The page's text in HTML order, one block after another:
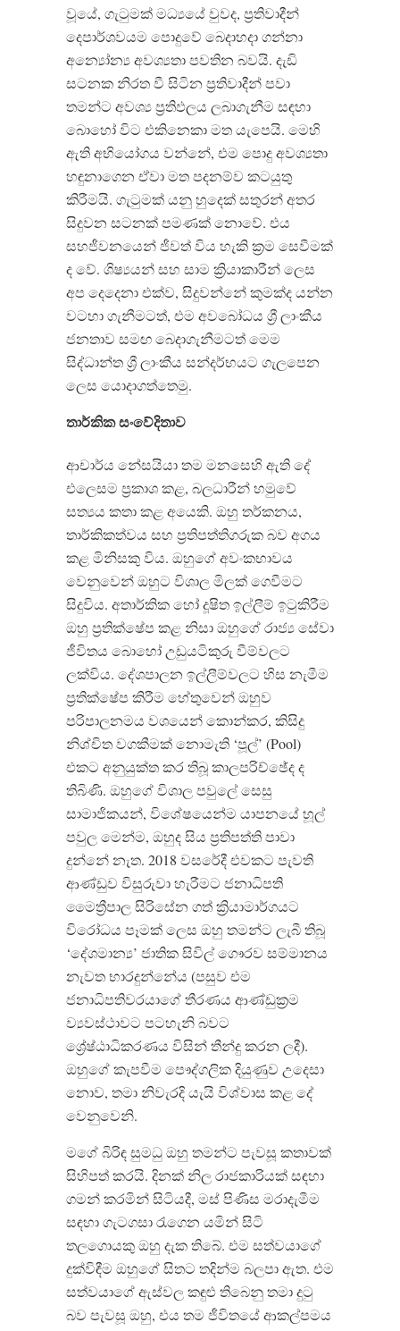
වූයේ, ගැටුමක් මධ්‍යයේ වුවද, ප්‍රතිවාදීන්
දෙපාර්ශවයම පොදුවේ බෙදාහදා ගන්නා
අන්‍යෝන්‍ය අවශ්‍යතා පවතින බවයි. දැඩි
සටනක නිරත වී සිටින ප්‍රතිවාදීන් පවා
තමන්ට අවශ්‍ය ප්‍රතිඵලය ලබාගැනීම සඳහා
බොහෝ විට එකිනෙකා මත යැපෙයි. මෙහි
ඇති අභියෝගය වන්නේ, එම පොදු අවශ්‍යතා
හඳුනාගෙන ඒවා මත පදනම්ව කටයුතු
කිරීමයි. ගැටුමක් යනු හුදෙක් සතුරන් අතර
සිදුවන සටනක් පමණක් නොවේ. එය
සහජීවනයෙන් ජීවත් විය හැකි ක්‍රම සෙවීමක්
ද වේ. ශිෂ්‍යයන් සහ සාම ක්‍රියාකාරීන් ලෙස
අප දෙදෙනා එක්ව, සිදුවන්නේ කුමක්ද යන්න
වටහා ගැනීමටත්, එම අවබෝධය ශ්‍රී ලාංකීය
ජනතාව සමඟ බෙදාගැනීමටත් මෙම
සිද්ධාන්ත ශ්‍රී ලාංකීය සන්දර්භයට ගැලපෙන
ලෙස යොදාගත්තෙමු.
තාර්කික සංවේදිතාව
ආචාර්ය නේසයියා තම මනසෙහි ඇති දේ
එලෙසම ප්‍රකාශ කළ, බලධාරීන් හමුවේ
සත්‍යය කතා කළ අයෙකි. ඔහු තර්කනය,
තාර්කිකත්වය සහ ප්‍රතිපත්තිගරුක බව අගය
කළ මිනිසකු විය. ඔහුගේ අවංකභාවය
වෙනුවෙන් ඔහුට විශාල මිලක් ගෙවීමට
සිදුවිය. අතාර්කික හෝ දූෂිත ඉල්ලීම් ඉටුකිරීම
ඔහු ප්‍රතික්ෂේප කළ නිසා ඔහුගේ රාජ්‍ය සේවා
ජීවිතය බොහෝ උඩුයටිකුරු වීම්වලට
ලක්විය. දේශපාලන ඉල්ලීම්වලට හිස නැමීම
ප්‍රතික්ෂේප කිරීම හේතුවෙන් ඔහුව
පරිපාලනමය වශයෙන් කොන්කර, කිසිදු
නිශ්චිත වගකීමක් නොමැති ‘පූල්’ (Pool)
එකට අනුයුක්ත කර තිබූ කාලපරිච්ඡේද ද
තිබිණි. ඔහුගේ විශාල පවුලේ සෙසු
සාමාජිකයන්, විශේෂයෙන්ම යාපනයේ හූල්
පවුල මෙන්ම, ඔහුද සිය ප්‍රතිපත්ති පාවා
දුන්නේ නැත. 2018 වසරේදී එවකට පැවති
ආණ්ඩුව විසුරුවා හැරීමට ජනාධිපති
මෛත්‍රීපාල සිරිසේන ගත් ක්‍රියාමාර්ගයට
විරෝධය පෑමක් ලෙස ඔහු තමන්ට ලැබී තිබූ
‘දේශමාන්‍ය’ ජාතික සිවිල් ගෞරව සම්මානය
නැවත භාරදුන්නේය (පසුව එම
ජනාධිපතිවරයාගේ තීරණය ආණ්ඩුක්‍රම
ව්‍යවස්ථාවට පටහැනි බවට
ශ්‍රේෂ්ඨාධිකරණය විසින් තීන්දු කරන ලදී).
ඔහුගේ කැපවීම පෞද්ගලික දියුණුව උදෙසා
නොව, තමා නිවැරදි යැයි විශ්වාස කළ දේ
වෙනුවෙනි.
මගේ බිරිඳ සුමධු ඔහු තමන්ට පැවසූ කතාවක්
සිහිපත් කරයි. දිනක් නිල රාජකාරියක් සඳහා
ගමන් කරමින් සිටියදී, මස් පිණිස මරාදැමීම
සඳහා ගැටගසා රැගෙන යමින් සිටි
තලගොයකු ඔහු දැක තිබේ. එම සත්වයාගේ
දුක්විඳීම ඔහුගේ සිතට තදින්ම බලපා ඇත. එම
සත්වයාගේ ඇස්වල කඳුළු තිබෙනු තමා දුටු
බව පැවසූ ඔහු, එය තම ජීවිතයේ ආකල්පමය